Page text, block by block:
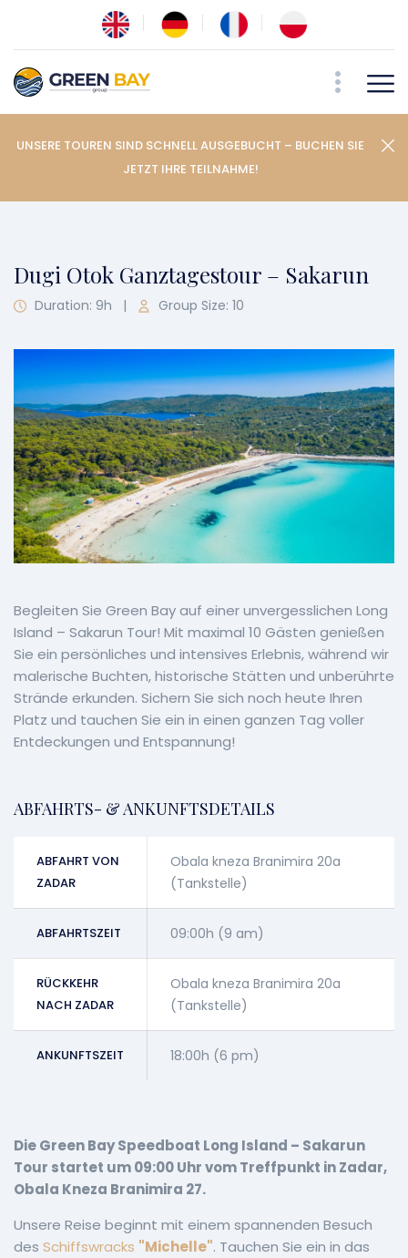
UNSERE TOUREN SIND SCHNELL AUSGEBUCHT – BUCHEN SIE
JETZT IHRE TEILNAHME!
Dugi Otok Ganztagestour – Sakarun
Duration: 9h | Group Size: 10
Begleiten Sie Green Bay auf einer unvergesslichen Long
Island – Sakarun Tour! Mit maximal 10 Gästen genießen
Sie ein persönliches und intensives Erlebnis, während wir
malerische Buchten, historische Stätten und unberührte
Strände erkunden. Sichern Sie sich noch heute Ihren
Platz und tauchen Sie ein in einen ganzen Tag voller
Entdeckungen und Entspannung!
ABFAHRTS- & ANKUNFTSDETAILS
ABFAHRT VON
ZADAR
Obala kneza Branimira 20a
(Tankstelle)
ABFAHRTSZEIT 09:00h (9 am)
RÜCKKEHR
NACH ZADAR
Obala kneza Branimira 20a
(Tankstelle)
ANKUNFTSZEIT 18:00h (6 pm)
Die Green Bay Speedboat Long Island – Sakarun
Tour startet um 09:00 Uhr vom Treffpunkt in Zadar,
Obala Kneza Branimira 27.
Unsere Reise beginnt mit einem spannenden Besuch
des Schiffswracks "Michelle". Tauchen Sie ein in das